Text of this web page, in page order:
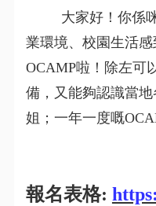
大家好！你係咪
業環境、校園生活
OCAMP啦！除左可
備，又能夠認識當
姐；一年一度嘅
報名表格: